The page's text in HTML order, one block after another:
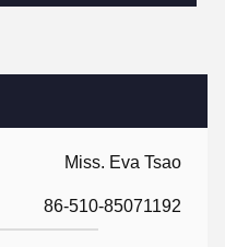
Miss. Eva Tsao
86-510-85071192